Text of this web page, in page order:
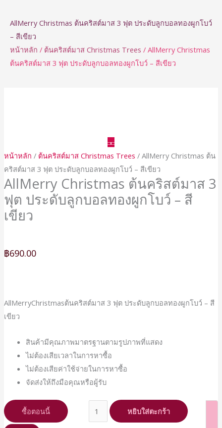
AllMerry Christmas ต้นคริสต์มาส 3 ฟุต ประดับลูกบอลทองผูกโบว์
– สีเขียว
หน้าหลัก / ต้นคริสต์มาส Christmas Trees / AllMerry Christmas
ต้นคริสต์มาส 3 ฟุต ประดับลูกบอลทองผูกโบว์ – สีเขียว
หน้าหลัก / ต้นคริสต์มาส Christmas Trees / AllMerry Christmas ต้น
คริสต์มาส 3 ฟุต ประดับลูกบอลทองผูกโบว์ – สีเขียว
AllMerry Christmas ต้นคริสต์มาส 3
ฟุต ประดับลูกบอลทองผูกโบว์ – สี
เขียว
฿690.00
AllMerryChristmasต้นคริสต์มาส 3 ฟุต ประดับลูกบอลทองผูกโบว์ – สี
เขียว
สินค้ามีคุณภาพมาตรฐานตามรูปภาพที่แสดง
ไม่ต้องเสียเวลาในการหาซื้อ
ไม่ต้องเสียค่าใช้จ่ายในการหาซื้อ
จัดส่งให้ถึงมือคุณหรือผู้รับ
ซื้อตอนนี้
3
ฟุต
ประดับ
ลูกบอล
หยิบใส่ตะกร้า